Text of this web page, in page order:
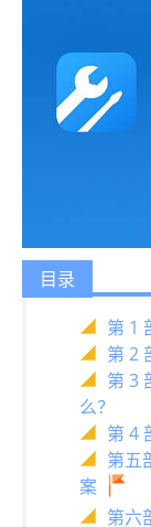
目录
第 1
第 2
第 3
么？
第 4
第五
案
第六